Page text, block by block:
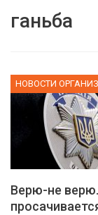
ганьба
Верю-не